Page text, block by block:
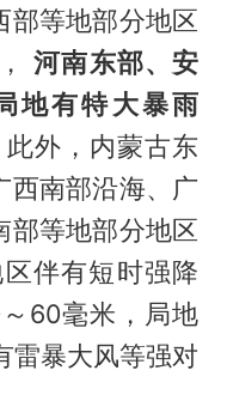
部等地部分地区
河南东部、安
地有特大暴雨
此外，内蒙古东
西南部沿海、广
部等地部分地区
伴有短时强降
60毫米，局地
雷暴大风等强对